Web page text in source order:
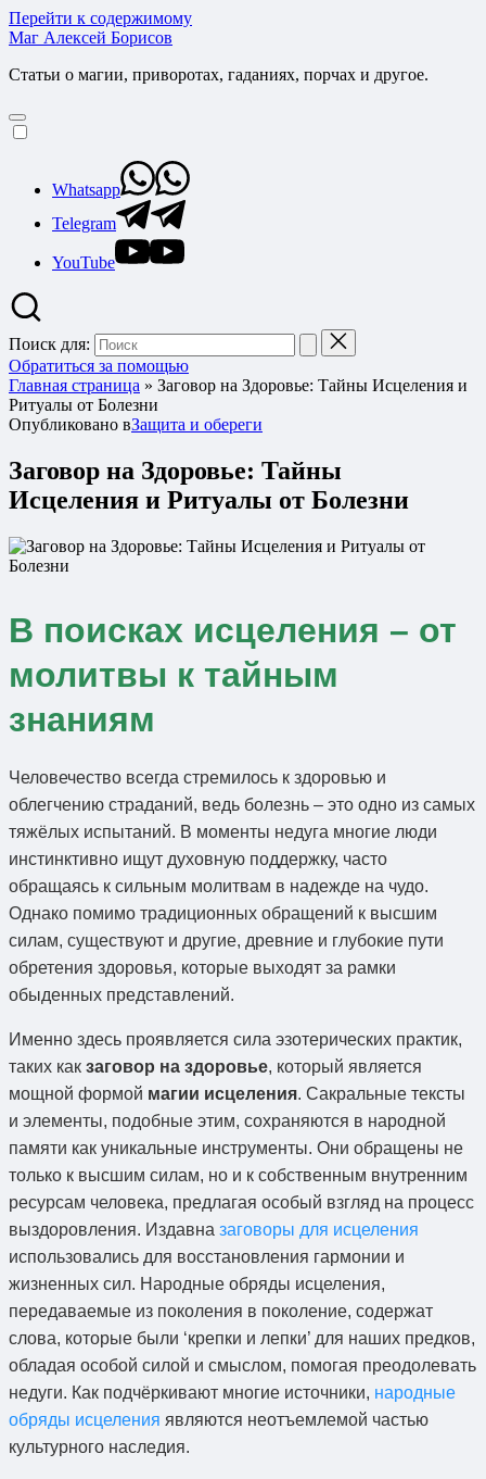
Перейти к содержимому
Маг Алексей Борисов
Статьи о магии, приворотах, гаданиях, порчах и другое.
Whatsapp
Telegram
YouTube
Поиск для:
Обратиться за помощью
Главная страница » Заговор на Здоровье: Тайны Исцеления и
Ритуалы от Болезни
Опубликовано вЗащита и обереги
Заговор на Здоровье: Тайны
Исцеления и Ритуалы от Болезни
В поисках исцеления – от
молитвы к тайным
знаниям
Человечество всегда стремилось к здоровью и
облегчению страданий, ведь болезнь – это одно из самых
тяжёлых испытаний. В моменты недуга многие люди
инстинктивно ищут духовную поддержку, часто
обращаясь к сильным молитвам в надежде на чудо.
Однако помимо традиционных обращений к высшим
силам, существуют и другие, древние и глубокие пути
обретения здоровья, которые выходят за рамки
обыденных представлений.
Именно здесь проявляется сила эзотерических практик,
таких как заговор на здоровье, который является
мощной формой магии исцеления. Сакральные тексты
и элементы, подобные этим, сохраняются в народной
памяти как уникальные инструменты. Они обращены не
только к высшим силам, но и к собственным внутренним
ресурсам человека, предлагая особый взгляд на процесс
выздоровления. Издавна заговоры для исцеления
использовались для восстановления гармонии и
жизненных сил. Народные обряды исцеления,
передаваемые из поколения в поколение, содержат
слова, которые были ‘крепки и лепки’ для наших предков,
обладая особой силой и смыслом, помогая преодолевать
недуги. Как подчёркивают многие источники, народные
обряды исцеления являются неотъемлемой частью
культурного наследия.